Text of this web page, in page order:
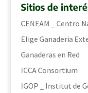
Sitios de
CENEAM _ Centro
Elige Ganaderia
Ganaderas en Red
ICCA Consortium
IGOP _ Institut de